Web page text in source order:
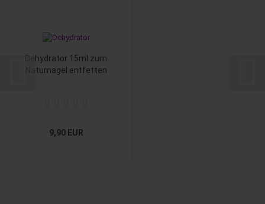
Dehydrator 15ml zum
Naturnagel entfetten
9,90 EUR